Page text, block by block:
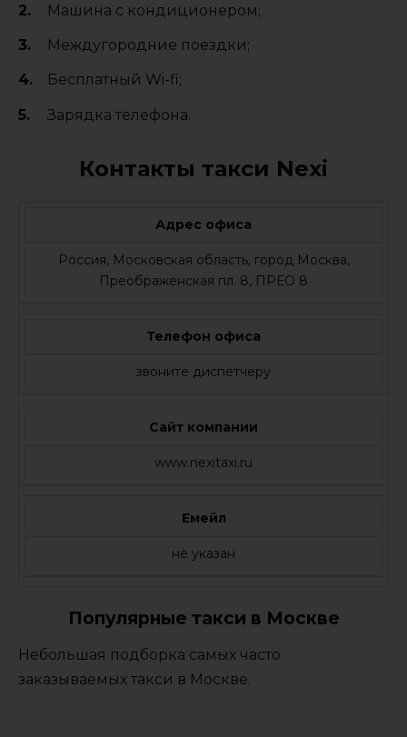
Машина с кондиционером;
Междугородние поездки;
Бесплатный Wi-fi;
Зарядка телефона.
Контакты такси Nexi
Адрес офиса
Россия, Московская область, город Москва,
Преображенская пл. 8, ПРЕО 8
Телефон офиса
звоните диспетчеру
Сайт компании
www.nexitaxi.ru
Емейл
не указан
Популярные такси в Москве
Небольшая подборка самых часто
заказываемых такси в Москве.